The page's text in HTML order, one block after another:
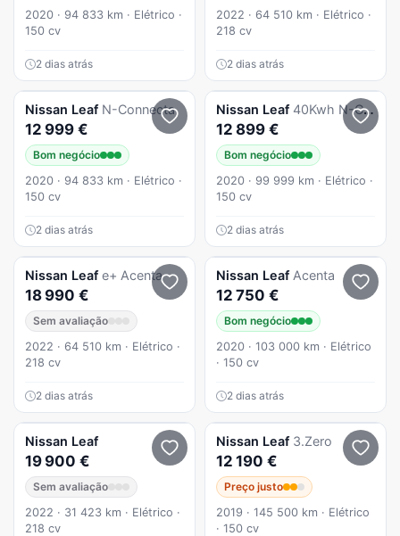
2020 · 94 833 km · Elétrico ·
150 cv
2 dias atrás
2022 · 64 510 km · Elétrico ·
218 cv
2 dias atrás
Nissan Leaf N-Connecta
12 999 €
Bom negócio
2020 · 94 833 km · Elétrico ·
150 cv
2 dias atrás
Nissan Leaf 40Kwh N-CONNECTA (AUTO)
12 899 €
Bom negócio
2020 · 99 999 km · Elétrico ·
150 cv
2 dias atrás
Nissan Leaf e+ Acenta
18 990 €
Sem avaliação
2022 · 64 510 km · Elétrico ·
218 cv
2 dias atrás
Nissan Leaf Acenta
12 750 €
Bom negócio
2020 · 103 000 km · Elétrico
· 150 cv
2 dias atrás
Nissan Leaf
19 900 €
Sem avaliação
2022 · 31 423 km · Elétrico ·
218 cv
Nissan Leaf 3.Zero
12 190 €
Preço justo
2019 · 145 500 km · Elétrico
· 150 cv